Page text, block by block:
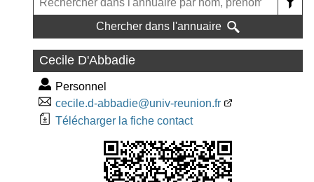
Chercher dans l'annuaire
Cecile D'Abbadie
Personnel
cecile.d-abbadie@univ-reunion.fr
Télécharger la fiche contact